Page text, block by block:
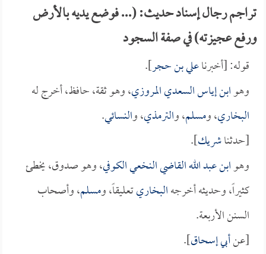
تراجم رجال إسناد حديث: (... فوضع يديه بالأرض
ورفع عجيزته) في صفة السجود
قوله: [أخبرناعلي بن حجر].
وهوابن إياس السعدي المروزي، وهو ثقة، حافظ، أخرج له
البخاري، ومسلم، والترمذي، والنسائي.
[حدثناشريك].
وهوابن عبد الله القاضي النخعي الكوفي، وهو صدوق، يخطئ
كثيراً، وحديثه أخرجهالبخاريتعليقاً، ومسلم، وأصحاب
السنن الأربعة.
[عنأبي إسحاق].